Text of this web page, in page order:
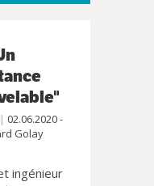
02.06.2020 -
Golay
ingénieur